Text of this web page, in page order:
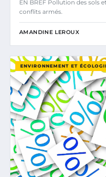
EN BREF Pollution des sols
conflits armés.
AMANDINE LEROUX
ENVIRONNEMENT ET